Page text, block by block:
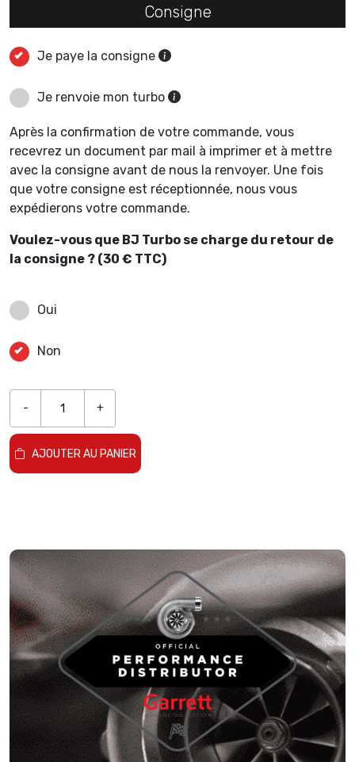
Consigne
Je paye la consigne
Je renvoie mon turbo
Après la confirmation de votre commande, vous
recevrez un document par mail à imprimer et à mettre
avec la consigne avant de nous la renvoyer. Une fois
que votre consigne est réceptionnée, nous vous
expédierons votre commande.
Voulez-vous que BJ Turbo se charge du retour de
la consigne ? (30 € TTC)
Oui
Non
- +
AJOUTER AU PANIER